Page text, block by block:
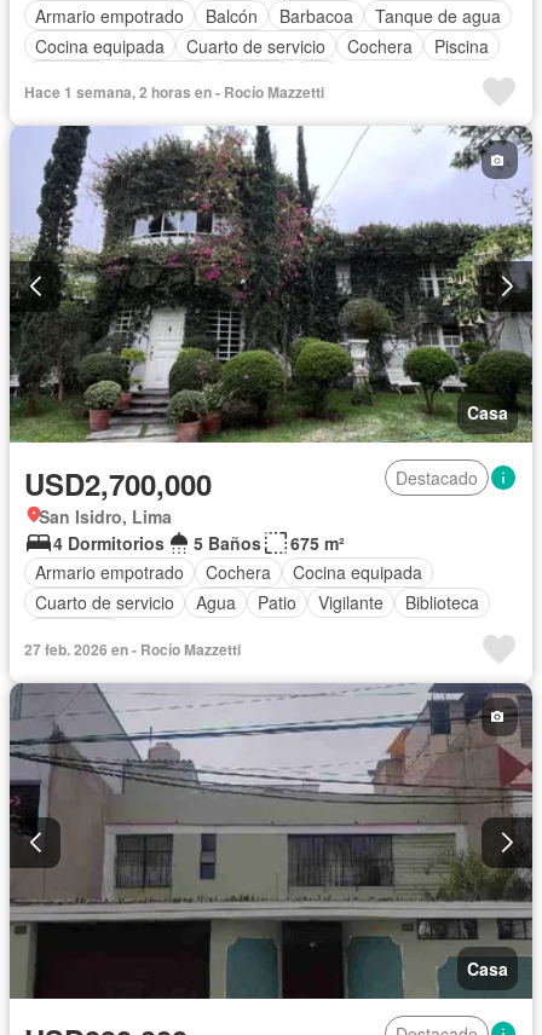
Armario empotrado
Balcón Barbacoa
Tanque de agua
Cocina equipada
Cuarto de servicio Cochera
Piscina
Hace 1 semana, 2 horas en - Rocío Mazzetti
Casa
USD2,700,000
Destacado
San Isidro, Lima
4 Dormitorios
5 Baños
675 m²
Armario empotrado
Cochera
Cocina equipada
Cuarto de servicio
Agua Patio Vigilante
Biblioteca
27 feb. 2026 en - Rocío Mazzetti
Casa